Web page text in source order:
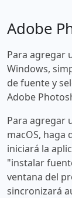
Adobe
Para agregar
Windows,
de fuente y
Adobe
Para agregar
macOS, haga
iniciará la
"instalar
ventana del
sincronizará